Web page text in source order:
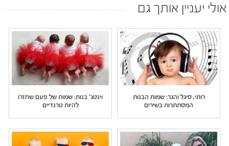
אולי יעניין אותך גם
רותי, סיגל והגר: שמות הבנות
המסתתרות בשירים
וינטג' בנות: שמות של פעם שחזרו
להיות טרנדיים